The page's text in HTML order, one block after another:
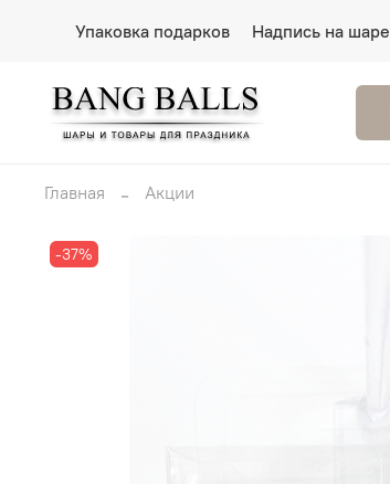
Упаковка подарков Надпись на шаре
Главная Акции
-37%